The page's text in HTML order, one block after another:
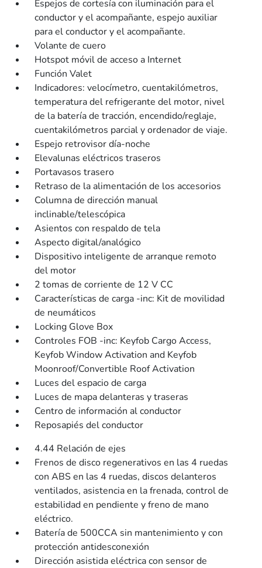
Espejos de cortesía con iluminación para el
conductor y el acompañante, espejo auxiliar
para el conductor y el acompañante.
Volante de cuero
Hotspot móvil de acceso a Internet
Función Valet
Indicadores: velocímetro, cuentakilómetros,
temperatura del refrigerante del motor, nivel
de la batería de tracción, encendido/reglaje,
cuentakilómetros parcial y ordenador de viaje.
Espejo retrovisor día-noche
Elevalunas eléctricos traseros
Portavasos trasero
Retraso de la alimentación de los accesorios
Columna de dirección manual
inclinable/telescópica
Asientos con respaldo de tela
Aspecto digital/analógico
Dispositivo inteligente de arranque remoto
del motor
2 tomas de corriente de 12 V CC
Características de carga -inc: Kit de movilidad
de neumáticos
Locking Glove Box
Controles FOB -inc: Keyfob Cargo Access,
Keyfob Window Activation and Keyfob
Moonroof/Convertible Roof Activation
Luces del espacio de carga
Luces de mapa delanteras y traseras
Centro de información al conductor
Reposapiés del conductor
4.44 Relación de ejes
Frenos de disco regenerativos en las 4 ruedas
con ABS en las 4 ruedas, discos delanteros
ventilados, asistencia en la frenada, control de
estabilidad en pendiente y freno de mano
eléctrico.
Batería de 500CCA sin mantenimiento y con
protección antidesconexión
Dirección asistida eléctrica con sensor de